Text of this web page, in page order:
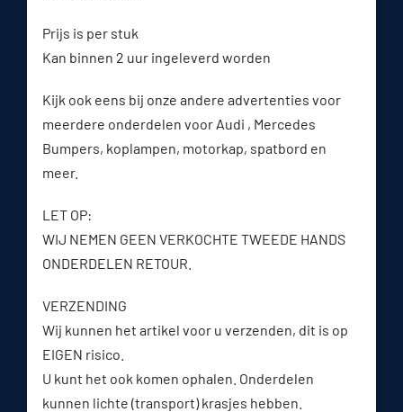
Prijs is per stuk
Kan binnen 2 uur ingeleverd worden
Kijk ook eens bij onze andere advertenties voor
meerdere onderdelen voor Audi , Mercedes
Bumpers, koplampen, motorkap, spatbord en
meer.
LET OP:
WIJ NEMEN GEEN VERKOCHTE TWEEDE HANDS
ONDERDELEN RETOUR.
VERZENDING
Wij kunnen het artikel voor u verzenden, dit is op
EIGEN risico.
U kunt het ook komen ophalen. Onderdelen
kunnen lichte (transport) krasjes hebben.